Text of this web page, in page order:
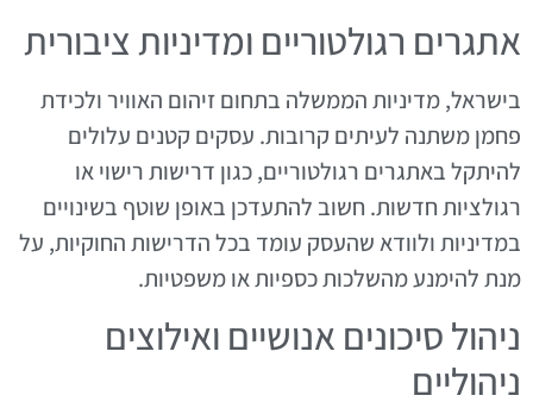
אתגרים רגולטוריים ומדיניות ציבורית
בישראל, מדיניות הממשלה בתחום זיהום האוויר ולכידת
פחמן משתנה לעיתים קרובות. עסקים קטנים עלולים
להיתקל באתגרים רגולטוריים, כגון דרישות רישוי או
רגולציות חדשות. חשוב להתעדכן באופן שוטף בשינויים
במדיניות ולוודא שהעסק עומד בכל הדרישות החוקיות, על
מנת להימנע מהשלכות כספיות או משפטיות.
ניהול סיכונים אנושיים ואילוצים
ניהוליים